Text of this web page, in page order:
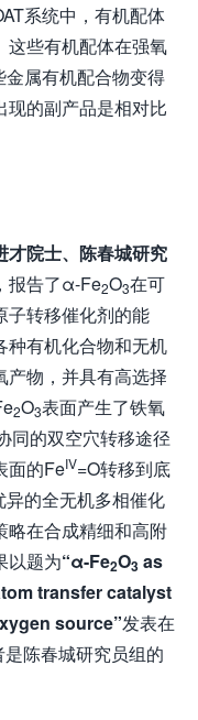
系统中，有机配体
这些有机配体在强氧
属有机配合物变得
现的副产品是相对比
才院士、陈春城研究
报告了α-Fe2O3在可
子转移催化剂的能
种有机化合物和无机
产物，并具有高选择
2O3表面产生了铁氧
同的双空穴转移途径
面的FeIV=O转移到底
异的全无机多相催化
略在合成精细和高附
以题为“α-Fe2O3 as
transfer catalyst
source”发表在
陈春城研究员组的